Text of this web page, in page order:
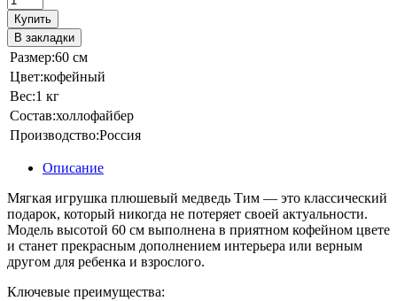
Купить
В закладки
Размер:60 см
Цвет:кофейный
Вес:1 кг
Состав:холлофайбер
Производство:Россия
Описание
Мягкая игрушка плюшевый медведь Тим — это классический
подарок, который никогда не потеряет своей актуальности.
Модель высотой 60 см выполнена в приятном кофейном цвете
и станет прекрасным дополнением интерьера или верным
другом для ребенка и взрослого.
Ключевые преимущества: